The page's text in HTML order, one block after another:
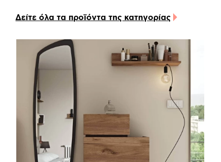
εξυπηρέτηση σας συμβουλευτείτε τα
Δείτε όλα τα προϊόντα της κατηγορίας